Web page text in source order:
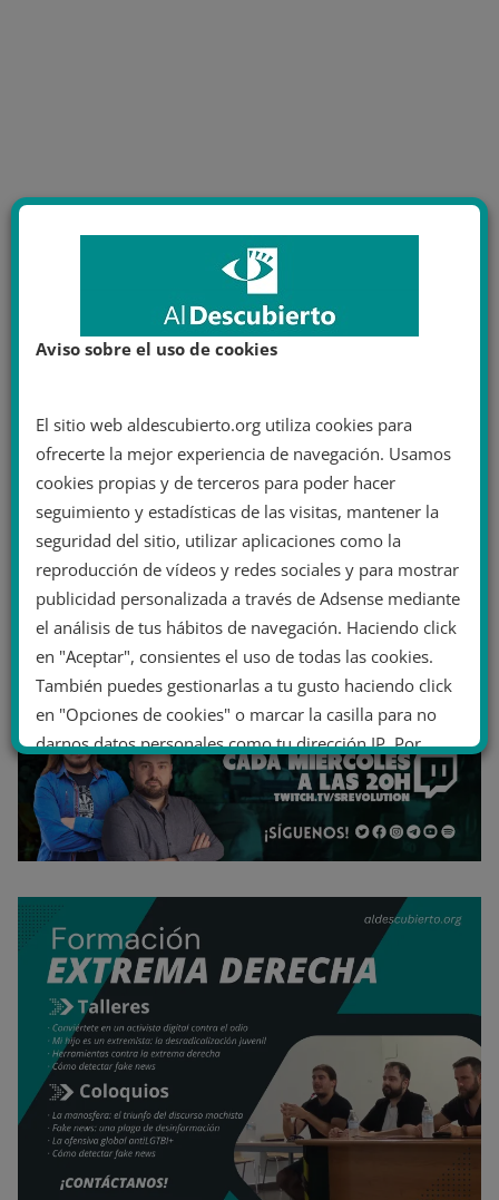
Aviso sobre el uso de cookies
El sitio web aldescubierto.org utiliza cookies para
ofrecerte la mejor experiencia de navegación. Usamos
cookies propias y de terceros para poder hacer
seguimiento y estadísticas de las visitas, mantener la
seguridad del sitio, utilizar aplicaciones como la
reproducción de vídeos y redes sociales y para mostrar
publicidad personalizada a través de Adsense mediante
el análisis de tus hábitos de navegación. Haciendo click
en "Aceptar", consientes el uso de todas las cookies.
También puedes gestionarlas a tu gusto haciendo click
en "Opciones de cookies" o marcar la casilla para no
darnos datos personales como tu dirección IP. Por
último, puedes leer nuestra Política de cookies.
No dar mi información personal
Opciones de cookies Aceptar cookies
Rechazar cookies Política de cookies